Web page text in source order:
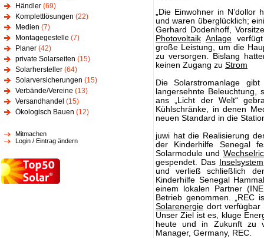
Händler (69)
Komplettlösungen (22)
Medien (7)
Montagegestelle (7)
Planer (42)
private Solarseiten (15)
Solarhersteller (64)
Solarversicherungen (15)
Verbände/Vereine (13)
Versandhandel (15)
Ökologisch Bauen (12)
Mitmachen
Login / Eintrag ändern
„Die Einwohner in
und waren überglücklich;
Gerhard Dodenhoff,
Photovoltaik Anlage
große Leistung, um die
zu versorgen. Bislang
keinen Zugang zu Strom
Die Solarstromanlage
langersehnte Beleuchtung,
ans „Licht der Welt“
Kühlschränke, in denen
neuen Standard in die
juwi hat die Realisierung
der Kinderhilfe Senegal
Solarmodule und
gespendet. Das
Inselsystem
und verließ schließlich
Kinderhilfe Senegal
einem lokalen Partner
Betrieb genommen. „REC
Solarenergie dort verfügbar
Unser Ziel ist es, kluge
heute und in Zukunft zu
Manager, Germany, REC.